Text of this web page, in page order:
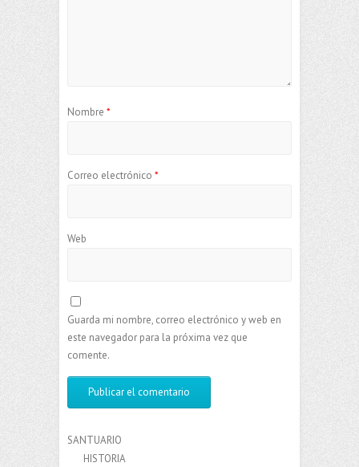
Nombre *
Correo electrónico *
Web
Guarda mi nombre, correo electrónico y web en
este navegador para la próxima vez que
comente.
SANTUARIO
HISTORIA